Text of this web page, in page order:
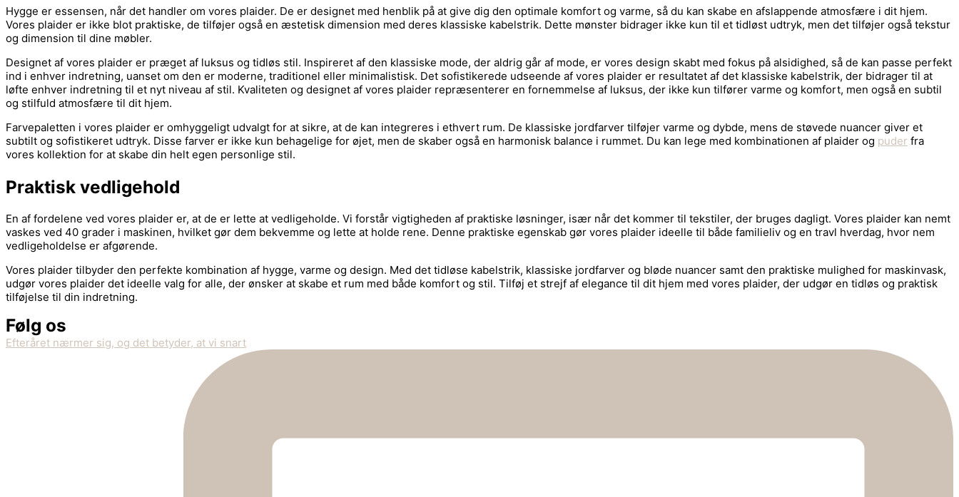
Hygge er essensen, når det handler om vores plaider. De er designet med henblik på at give dig den optimale komfort og varme, så du kan skabe en afslappende atmosfære i dit hjem.
Vores plaider er ikke blot praktiske, de tilføjer også en æstetisk dimension med deres klassiske kabelstrik. Dette mønster bidrager ikke kun til et tidløst udtryk, men det tilføjer også tekstur
og dimension til dine møbler.
Designet af vores plaider er præget af luksus og tidløs stil. Inspireret af den klassiske mode, der aldrig går af mode, er vores design skabt med fokus på alsidighed, så de kan passe perfekt
ind i enhver indretning, uanset om den er moderne, traditionel eller minimalistisk. Det sofistikerede udseende af vores plaider er resultatet af det klassiske kabelstrik, der bidrager til at
løfte enhver indretning til et nyt niveau af stil. Kvaliteten og designet af vores plaider repræsenterer en fornemmelse af luksus, der ikke kun tilfører varme og komfort, men også en subtil
og stilfuld atmosfære til dit hjem.
Farvepaletten i vores plaider er omhyggeligt udvalgt for at sikre, at de kan integreres i ethvert rum. De klassiske jordfarver tilføjer varme og dybde, mens de støvede nuancer giver et
subtilt og sofistikeret udtryk. Disse farver er ikke kun behagelige for øjet, men de skaber også en harmonisk balance i rummet. Du kan lege med kombinationen af plaider og puder fra
vores kollektion for at skabe din helt egen personlige stil.
Praktisk vedligehold
En af fordelene ved vores plaider er, at de er lette at vedligeholde. Vi forstår vigtigheden af praktiske løsninger, især når det kommer til tekstiler, der bruges dagligt. Vores plaider kan nemt
vaskes ved 40 grader i maskinen, hvilket gør dem bekvemme og lette at holde rene. Denne praktiske egenskab gør vores plaider ideelle til både familieliv og en travl hverdag, hvor nem
vedligeholdelse er afgørende.
Vores plaider tilbyder den perfekte kombination af hygge, varme og design. Med det tidløse kabelstrik, klassiske jordfarver og bløde nuancer samt den praktiske mulighed for maskinvask,
udgør vores plaider det ideelle valg for alle, der ønsker at skabe et rum med både komfort og stil. Tilføj et strejf af elegance til dit hjem med vores plaider, der udgør en tidløs og praktisk
tilføjelse til din indretning.
Følg os
Efteråret nærmer sig, og det betyder, at vi snart